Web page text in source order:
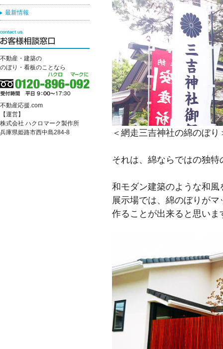
＜網走三吉神社の綿のぼり
それは、綿ならではの独
和モダン建築のような和
展示場では、綿のぼりが
作ることが出来ると思いま
最新情報
不動産・建築の
のぼり・看板のことなら
不動産応援.com
【運営】
株式会社 ハクロマーク製作所
兵庫県姫路市西中島284-8